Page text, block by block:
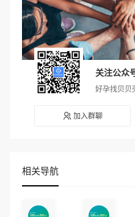
关注公众
好孕找贝贝
加入群聊
相关导航